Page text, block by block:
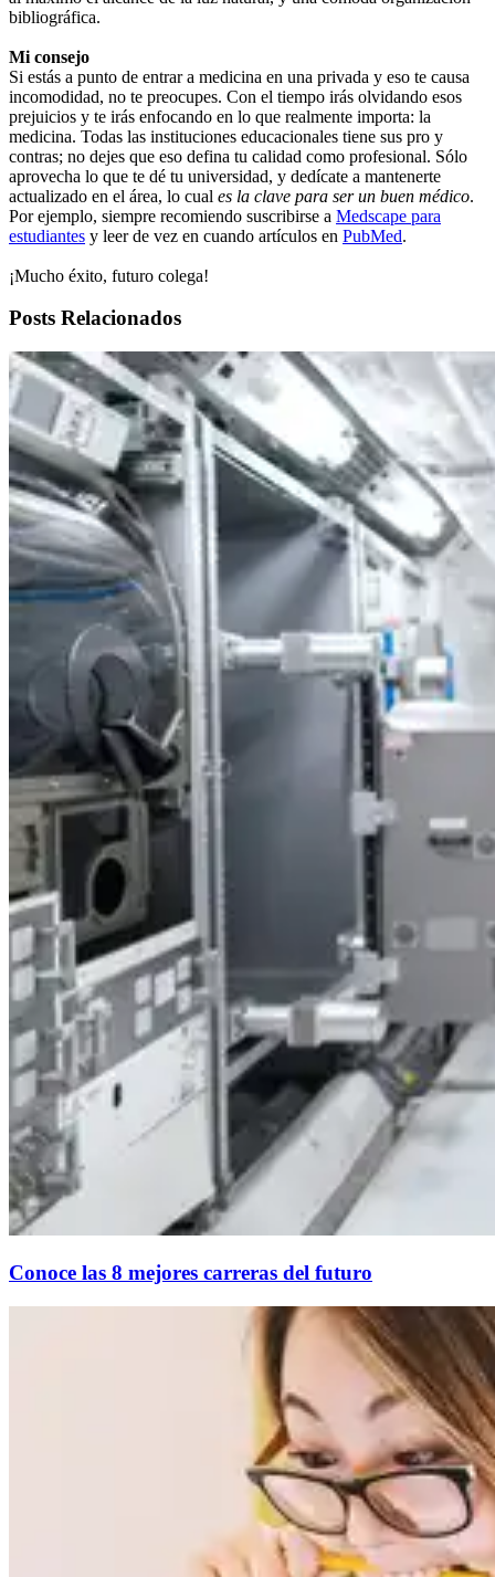
bibliográfica.
Mi consejo
Si estás a punto de entrar a medicina en una privada y eso te causa
incomodidad, no te preocupes. Con el tiempo irás olvidando esos
prejuicios y te irás enfocando en lo que realmente importa: la
medicina. Todas las instituciones educacionales tiene sus pro y
contras; no dejes que eso defina tu calidad como profesional. Sólo
aprovecha lo que te dé tu universidad, y dedícate a mantenerte
actualizado en el área, lo cual es la clave para ser un buen médico.
Por ejemplo, siempre recomiendo suscribirse a Medscape para
estudiantes y leer de vez en cuando artículos en PubMed.
¡Mucho éxito, futuro colega!
Posts Relacionados
Conoce las 8 mejores carreras del futuro